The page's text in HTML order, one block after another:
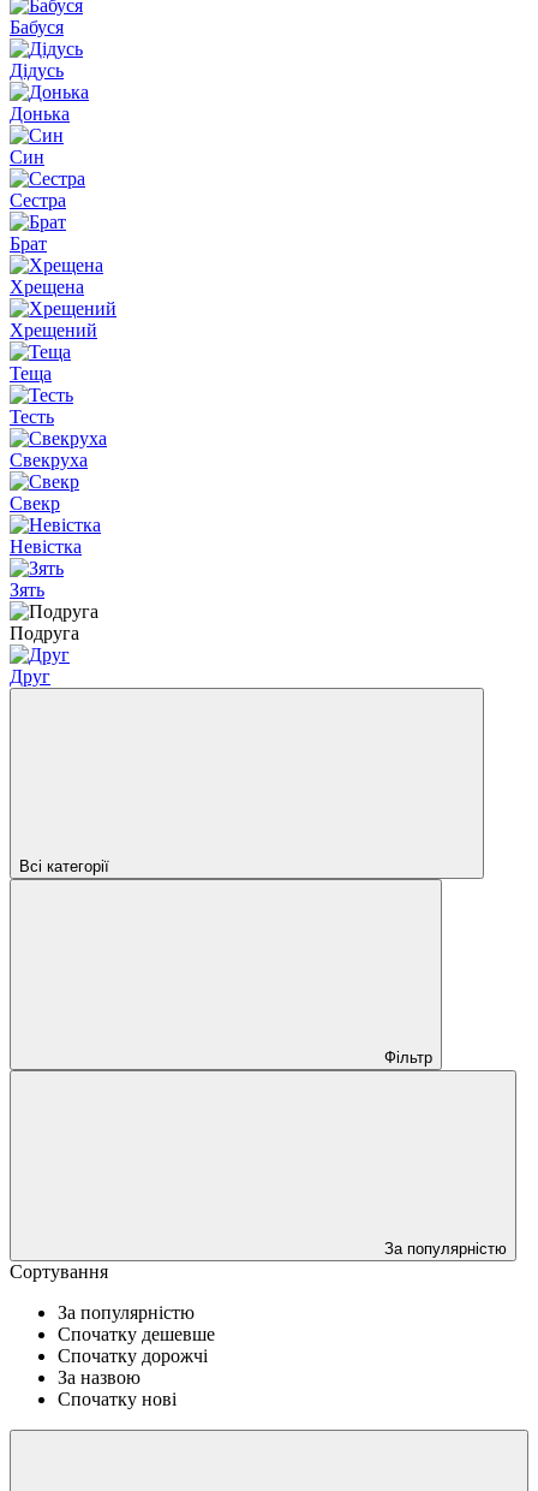
Бабуся
Дідусь
Донька
Син
Сестра
Брат
Хрещена
Хрещений
Теща
Тесть
Свекруха
Свекр
Невістка
Зять
Подруга
Друг
Всі категорії
Фільтр
За популярністю
Сортування
За популярністю
Спочатку дешевше
Спочатку дорожчі
За назвою
Спочатку нові